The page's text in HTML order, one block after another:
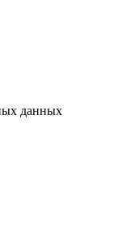
данных